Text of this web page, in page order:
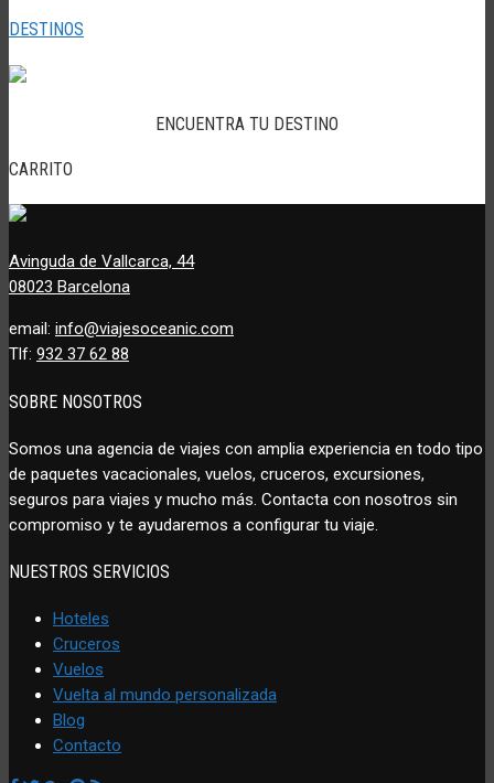
DESTINOS
ENCUENTRA TU DESTINO
CARRITO
Avinguda de Vallcarca, 44
08023 Barcelona
email: info@viajesoceanic.com
Tlf: 932 37 62 88
SOBRE NOSOTROS
Somos una agencia de viajes con amplia experiencia en todo tipo
de paquetes vacacionales, vuelos, cruceros, excursiones,
seguros para viajes y mucho más. Contacta con nosotros sin
compromiso y te ayudaremos a configurar tu viaje.
NUESTROS SERVICIOS
Hoteles
Cruceros
Vuelos
Vuelta al mundo personalizada
Blog
Contacto